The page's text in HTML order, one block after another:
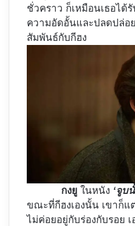
ชั่วคราว ก็เหมือนเธอได้
ความอัดอั้นและปลดปล่อ
สัมพันธ์กับกีฮง
กงยูในหนัง ‘จูบ
ขณะที่กีฮงเองนั้น เขาก็แ
ไม่ค่อยอยู่กับร่องกับรอย